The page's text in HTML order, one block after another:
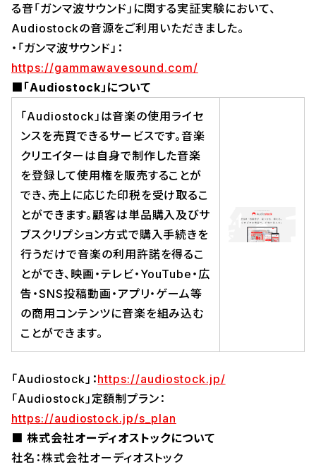
る音「ガンマ波サウンド」に関する実証実験において、
Audiostockの音源をご利用いただきました。
・「ガンマ波サウンド」：
https://gammawavesound.com/
■「Audiostock」について
「Audiostock」は音楽の使用ライセ
ンスを売買できるサービスです。音楽
クリエイターは自身で制作した音楽
を登録して使用権を販売することが
でき、売上に応じた印税を受け取るこ
とができます。顧客は単品購入及びサ
ブスクリプション方式で購入手続きを
行うだけで音楽の利用許諾を得るこ
とができ、映画・テレビ・YouTube・広
告・SNS投稿動画・アプリ・ゲーム等
の商用コンテンツに音楽を組み込む
ことができます。
「Audiostock」：https://audiostock.jp/
「Audiostock」定額制プラン：
https://audiostock.jp/s_plan
■ 株式会社オーディオストックについて
社名：株式会社オーディオストック